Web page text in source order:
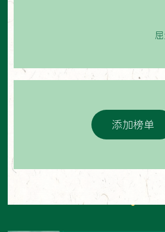
屈
添加榜单